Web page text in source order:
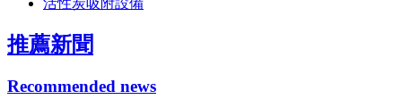
推薦新聞
Recommended news